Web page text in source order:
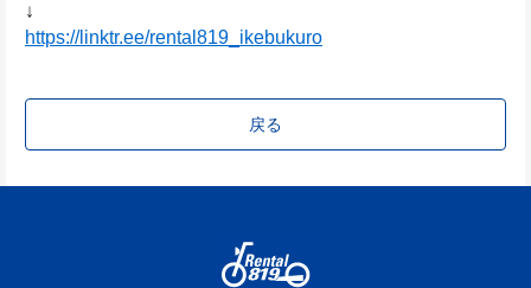
↓
https://linktr.ee/rental819_ikebukuro
戻る